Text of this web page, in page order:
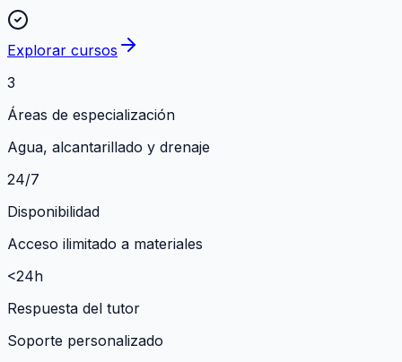
Explorar cursos
3
Áreas de especialización
Agua, alcantarillado y drenaje
24/7
Disponibilidad
Acceso ilimitado a materiales
<24h
Respuesta del tutor
Soporte personalizado